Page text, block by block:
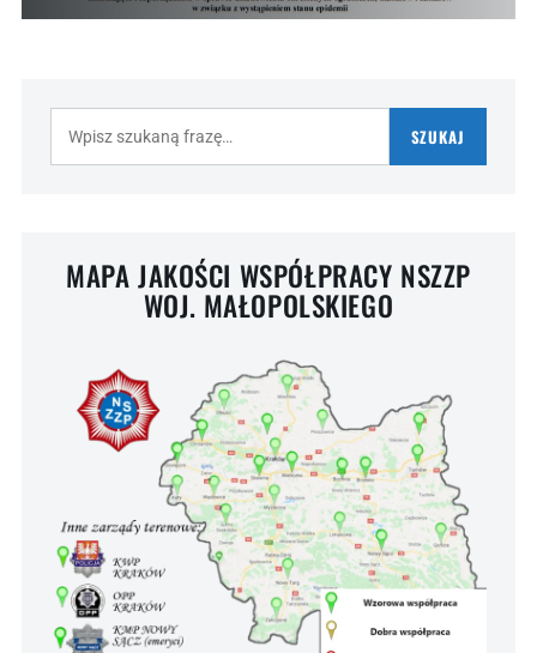
SZUKAJ
MAPA JAKOŚCI WSPÓŁPRACY NSZZP
WOJ. MAŁOPOLSKIEGO